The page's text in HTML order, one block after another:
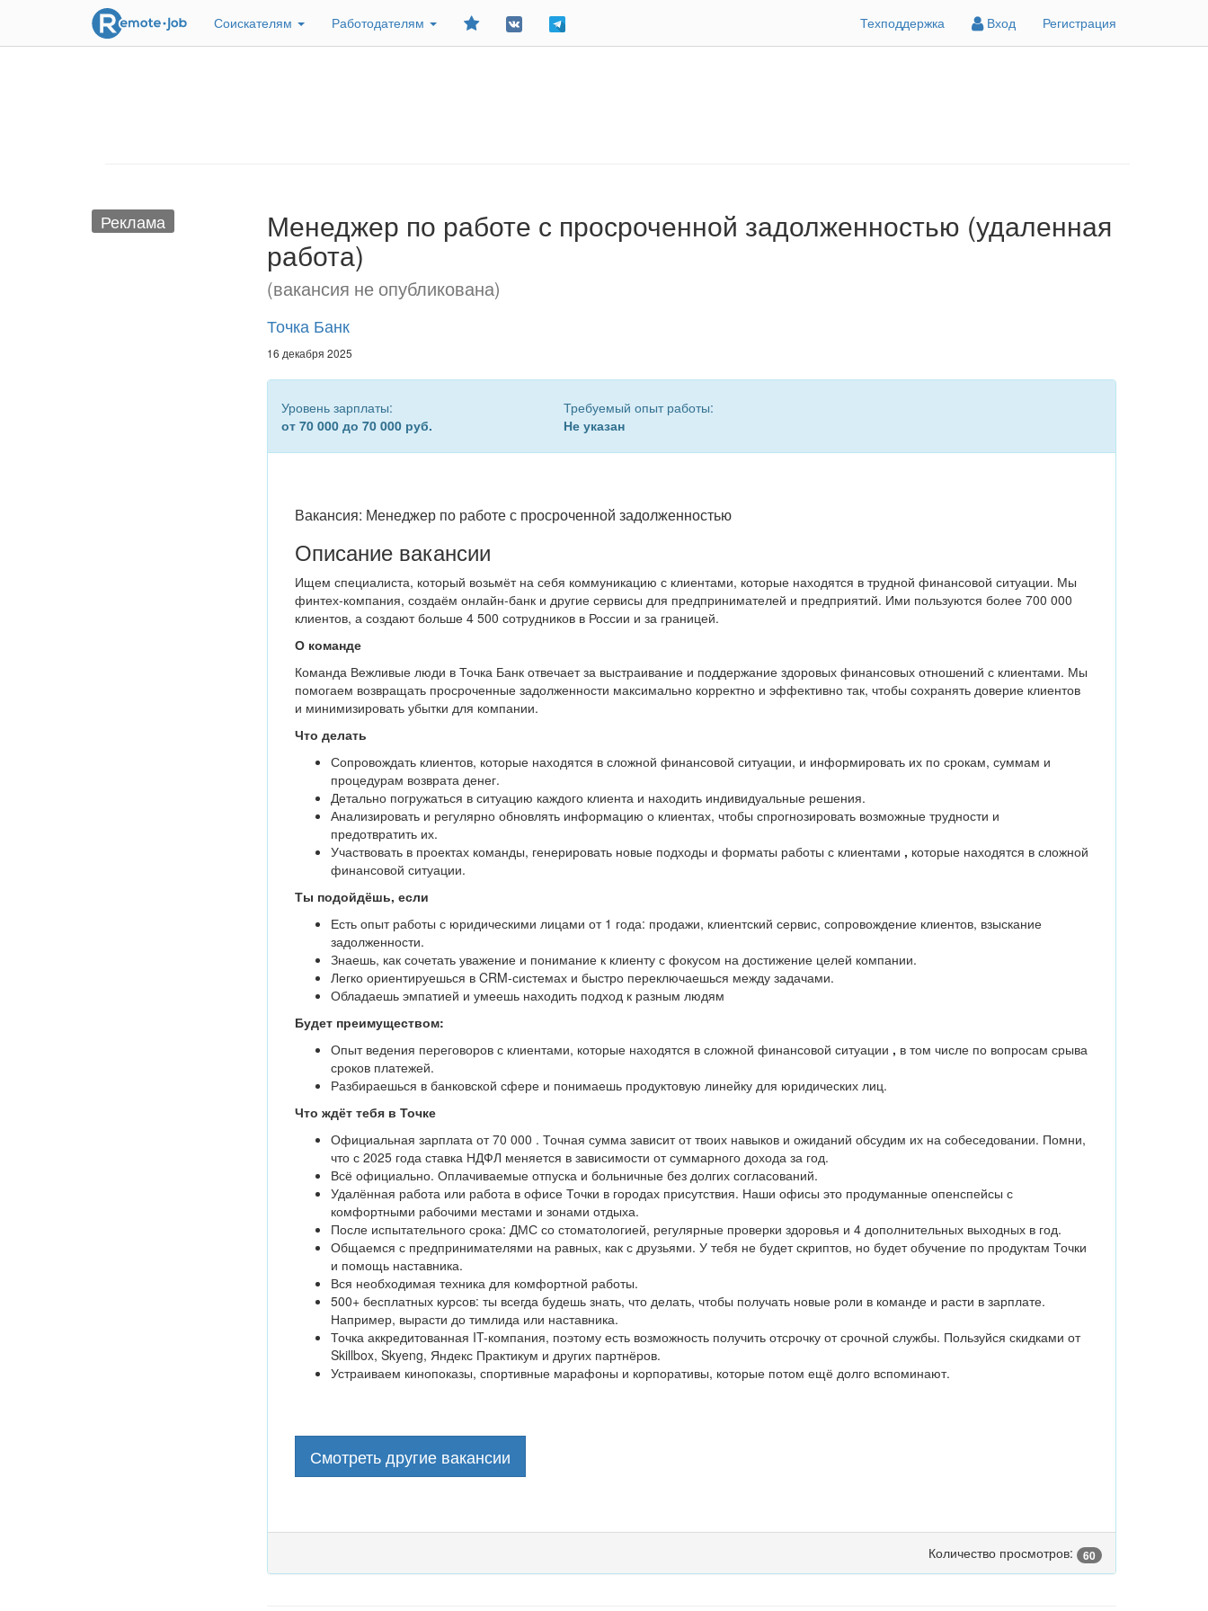
Соискателям Работодателям
Добавить
Техподдержка Вход Регистрация
Реклама Менеджер по работе с просроченной задолженностью (удаленная
работа)
(вакансия не опубликована)
Точка Банк
16 декабря 2025
Уровень зарплаты:
от 70 000 до 70 000 руб.
Требуемый опыт работы:
Не указан
Вакансия: Менеджер по работе с просроченной задолженностью
Описание вакансии
Ищем специалиста, который возьмёт на себя коммуникацию с клиентами, которые находятся в трудной финансовой ситуации. Мы
финтех-компания, создаём онлайн-банк и другие сервисы для предпринимателей и предприятий. Ими пользуются более 700 000
клиентов, а создают больше 4 500 сотрудников в России и за границей.
О команде
Команда Вежливые люди в Точка Банк отвечает за выстраивание и поддержание здоровых финансовых отношений с клиентами. Мы
помогаем возвращать просроченные задолженности максимально корректно и эффективно так, чтобы сохранять доверие клиентов
и минимизировать убытки для компании.
Что делать
Сопровождать клиентов, которые находятся в сложной финансовой ситуации, и информировать их по срокам, суммам и
процедурам возврата денег.
Детально погружаться в ситуацию каждого клиента и находить индивидуальные решения.
Анализировать и регулярно обновлять информацию о клиентах, чтобы спрогнозировать возможные трудности и
предотвратить их.
Участвовать в проектах команды, генерировать новые подходы и форматы работы с клиентами , которые находятся в сложной
финансовой ситуации.
Ты подойдёшь, если
Есть опыт работы с юридическими лицами от 1 года: продажи, клиентский сервис, сопровождение клиентов, взыскание
задолженности.
Знаешь, как сочетать уважение и понимание к клиенту с фокусом на достижение целей компании.
Легко ориентируешься в CRM-системах и быстро переключаешься между задачами.
Обладаешь эмпатией и умеешь находить подход к разным людям
Будет преимуществом:
Опыт ведения переговоров с клиентами, которые находятся в сложной финансовой ситуации , в том числе по вопросам срыва
сроков платежей.
Разбираешься в банковской сфере и понимаешь продуктовую линейку для юридических лиц.
Что ждёт тебя в Точке
Официальная зарплата от 70 000 . Точная сумма зависит от твоих навыков и ожиданий обсудим их на собеседовании. Помни,
что с 2025 года ставка НДФЛ меняется в зависимости от суммарного дохода за год.
Всё официально. Оплачиваемые отпуска и больничные без долгих согласований.
Удалённая работа или работа в офисе Точки в городах присутствия. Наши офисы это продуманные опенспейсы с
комфортными рабочими местами и зонами отдыха.
После испытательного срока: ДМС со стоматологией, регулярные проверки здоровья и 4 дополнительных выходных в год.
Общаемся с предпринимателями на равных, как с друзьями. У тебя не будет скриптов, но будет обучение по продуктам Точки
и помощь наставника.
Вся необходимая техника для комфортной работы.
500+ бесплатных курсов: ты всегда будешь знать, что делать, чтобы получать новые роли в команде и расти в зарплате.
Например, вырасти до тимлида или наставника.
Точка аккредитованная IT-компания, поэтому есть возможность получить отсрочку от срочной службы. Пользуйся скидками от
Skillbox, Skyeng, Яндекс Практикум и других партнёров.
Устраиваем кинопоказы, спортивные марафоны и корпоративы, которые потом ещё долго вспоминают.
Смотреть другие вакансии
Количество просмотров: 60